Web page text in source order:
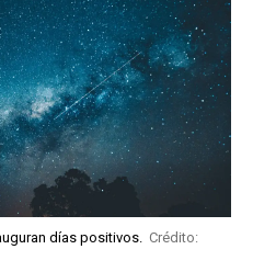
días positivos. Crédito: